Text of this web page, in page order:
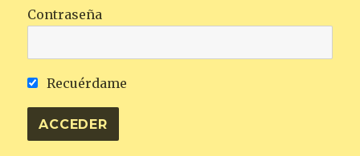
Contraseña
Recuérdame